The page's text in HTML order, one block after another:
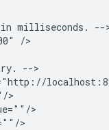
in milliseconds.
/>
>